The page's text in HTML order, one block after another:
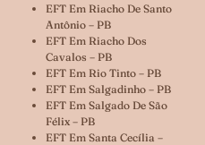
EFT Em Riacho De Santo
Antônio – PB
EFT Em Riacho Dos
Cavalos – PB
EFT Em Rio Tinto – PB
EFT Em Salgadinho – PB
EFT Em Salgado De São
Félix – PB
EFT Em Santa Cecília –